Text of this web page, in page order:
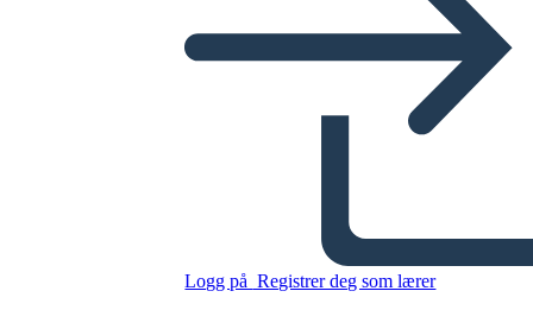
Logg på Registrer deg som lærer